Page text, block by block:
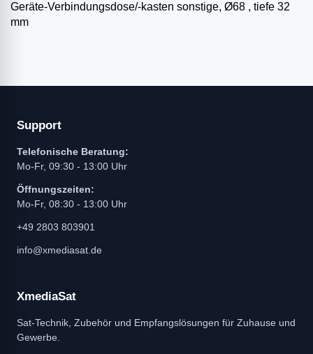
Geräte-Verbindungsdose/-kasten sonstige, Ø68 , tiefe 32
mm
Support
Telefonische Beratung:
Mo-Fr, 09:30 - 13:00 Uhr
Öffnungszeiten:
Mo-Fr, 08:30 - 13:00 Uhr
+49 2803 803901
info@xmediasat.de
XmediaSat
Sat-Technik, Zubehör und Empfangslösungen für Zuhause und
Gewerbe.